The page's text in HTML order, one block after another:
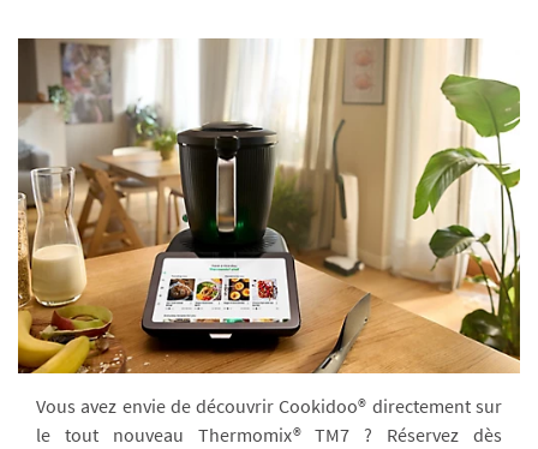
Vous avez envie de découvrir Cookidoo® directement sur
le tout nouveau Thermomix® TM7 ? Réservez dès